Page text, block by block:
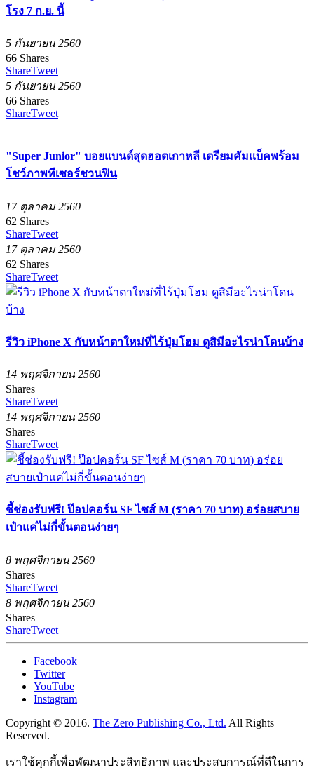
โรง 7 ก.ย. นี้
5 กันยายน 2560
66 Shares
ShareTweet
5 กันยายน 2560
66 Shares
ShareTweet
"Super Junior" บอยแบนด์สุดฮอตเกาหลี เตรียมคัมแบ็คพร้อม
โชว์ภาพทีเซอร์ชวนฟิน
17 ตุลาคม 2560
62 Shares
ShareTweet
17 ตุลาคม 2560
62 Shares
ShareTweet
รีวิว iPhone X กับหน้าตาใหม่ที่ไร้ปุ่มโฮม ดูสิมีอะไรน่าโดนบ้าง
14 พฤศจิกายน 2560
Shares
ShareTweet
14 พฤศจิกายน 2560
Shares
ShareTweet
ชี้ช่องรับฟรี! ป๊อปคอร์น SF ไซส์ M (ราคา 70 บาท) อร่อยสบาย
เป๋าแค่ไม่กี่ขั้นตอนง่ายๆ
8 พฤศจิกายน 2560
Shares
ShareTweet
8 พฤศจิกายน 2560
Shares
ShareTweet
Facebook
Twitter
YouTube
Instagram
Copyright © 2016. The Zero Publishing Co., Ltd. All Rights
Reserved.
เราใช้คุกกี้เพื่อพัฒนาประสิทธิภาพ และประสบการณ์ที่ดีในการ